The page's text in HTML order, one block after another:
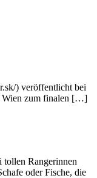
) veröffentlicht bei
Wien zum finalen […]
tollen Rangerinnen
oder Fische, die